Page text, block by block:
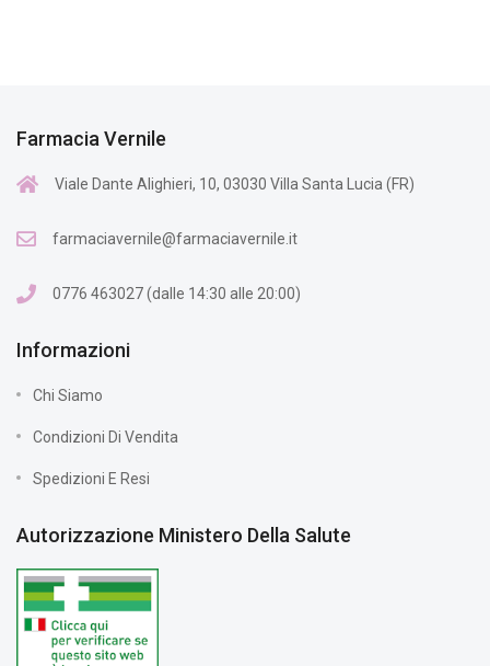
Farmacia Vernile
Viale Dante Alighieri, 10, 03030 Villa Santa Lucia (FR)
farmaciavernile@farmaciavernile.it
0776 463027 (dalle 14:30 alle 20:00)
Informazioni
Chi Siamo
Condizioni Di Vendita
Spedizioni E Resi
Autorizzazione Ministero Della Salute